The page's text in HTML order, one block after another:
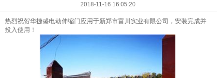
2018-11-16 16:05:20
热烈祝贺华捷盛电动伸缩门应用于新郑市富川实业有限公司，安装完成并
投入使用！